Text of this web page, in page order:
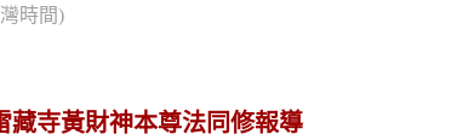
時間)
藏寺黃財神本尊法同修報導